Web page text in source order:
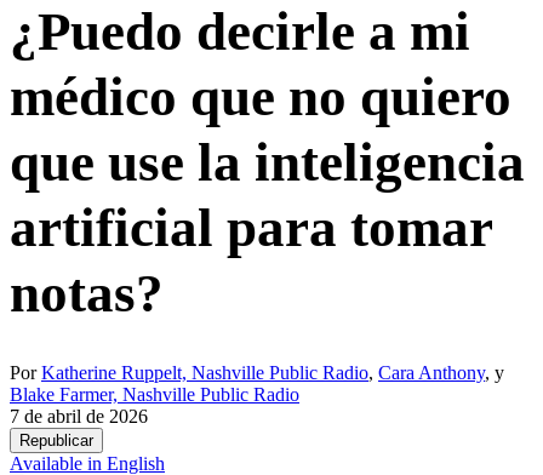
¿Puedo decirle a mi
médico que no quiero
que use la inteligencia
artificial para tomar
notas?
PorKatherine Ruppelt, Nashville Public Radio, Cara Anthony, y
Blake Farmer, Nashville Public Radio
7 de abril de 2026
Republicar
Available in English